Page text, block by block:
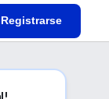
Registrarse